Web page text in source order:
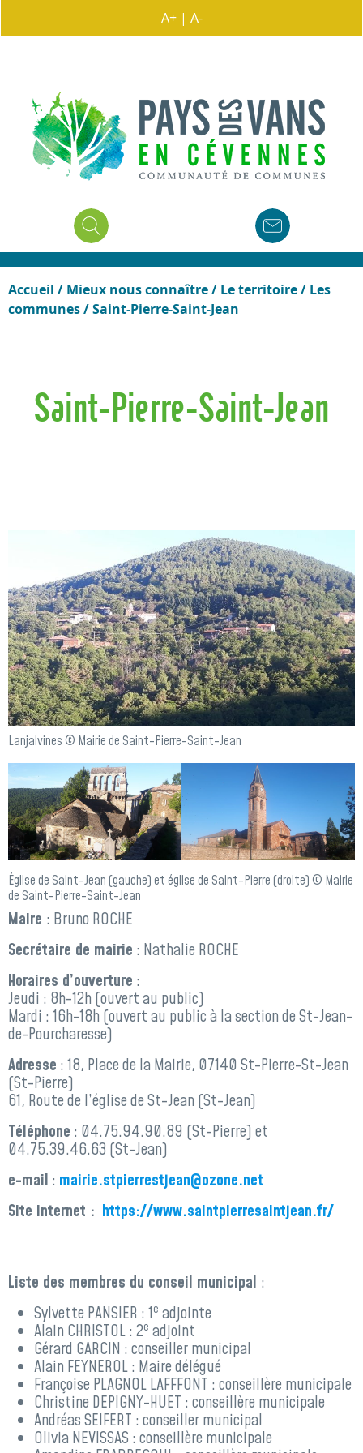
A+| A-
Accueil / Mieux nous connaître/ Le territoire/ Les
communes/Saint-Pierre-Saint-Jean
Saint-Pierre-Saint-Jean
Lanjalvines © Mairie de Saint-Pierre-Saint-Jean
Église de Saint-Jean (gauche) et église de Saint-Pierre (droite) © Mairie
de Saint-Pierre-Saint-Jean
Maire : Bruno ROCHE
Secrétaire de mairie : Nathalie ROCHE
Horaires d’ouverture :
Jeudi : 8h-12h (ouvert au public)
Mardi : 16h-18h (ouvert au public à la section de St-Jean-
de-Pourcharesse)
Adresse : 18, Place de la Mairie, 07140 St-Pierre-St-Jean
(St-Pierre)
61, Route de l’église de St-Jean (St-Jean)
Téléphone : 04.75.94.90.89 (St-Pierre) et
04.75.39.46.63 (St-Jean)
e-mail : mairie.stpierrestjean@ozone.net
Site internet : https://www.saintpierresaintjean.fr/
Liste des membres du conseil municipal :
Sylvette PANSIER : 1e adjointe
Alain CHRISTOL : 2e adjoint
Gérard GARCIN : conseiller municipal
Alain FEYNEROL : Maire délégué
Françoise PLAGNOL LAFFFONT : conseillère municipale
Christine DEPIGNY-HUET : conseillère municipale
Andréas SEIFERT : conseiller municipal
Olivia NEVISSAS : conseillère municipale